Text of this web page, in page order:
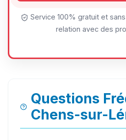
Service 100% gratuit et
relation avec des
Questions
Chens-sur-